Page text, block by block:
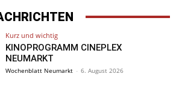
Kurz und wichtig
KINOPROGRAMM CINEPLEX
NEUMARKT
Wochenblatt Neumarkt - 6. August 2026